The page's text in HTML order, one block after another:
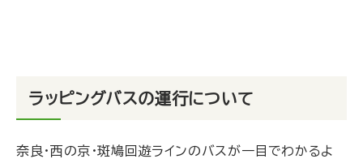
ラッピングバスの運行について
奈良・西の京・斑鳩回遊ラインのバスが一目でわかるよ